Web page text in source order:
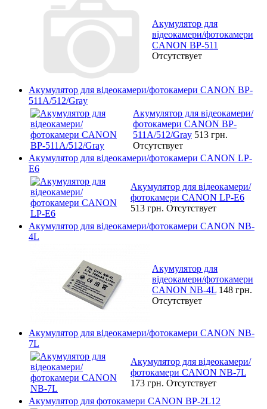
Акумулятор для
відеокамери/фотокамери
CANON BP-511
Отсутствует
Акумулятор для відеокамери/фотокамери CANON BP-
511A/512/Gray
Акумулятор для відеокамери/
фотокамери CANON BP-
511A/512/Gray 513 грн.
Отсутствует
Акумулятор для відеокамери/фотокамери CANON LP-
E6
Акумулятор для відеокамери/
фотокамери CANON LP-E6
513 грн. Отсутствует
Акумулятор для відеокамери/фотокамери CANON NB-
4L
Акумулятор для
відеокамери/фотокамери
CANON NB-4L 148 грн.
Отсутствует
Акумулятор для відеокамери/фотокамери CANON NB-
7L
Акумулятор для відеокамери/
фотокамери CANON NB-7L
173 грн. Отсутствует
Акумулятор для фотокамери CANON BP-2L12